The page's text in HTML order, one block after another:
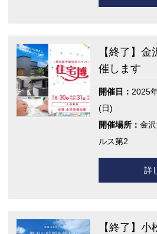
【終了】
催します
開催日： 2025
(日)
開催場所： 金
ルス第2
詳
【終了】